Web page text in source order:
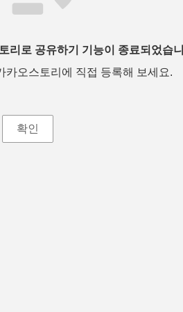
리로 공유하기 기능이 종료되었습
카오스토리에 직접 등록해 보세요.
확인